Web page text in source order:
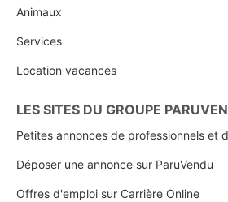
Animaux
Services
Location vacances
LES SITES DU GROUPE
Petites annonces de professionnels et
Déposer une annonce sur ParuVendu
Offres d'emploi sur Carrière Online